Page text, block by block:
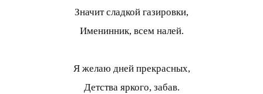
Значит сладкой газировки,
Именинник, всем налей.
Я желаю дней прекрасных,
Детства яркого, забав.